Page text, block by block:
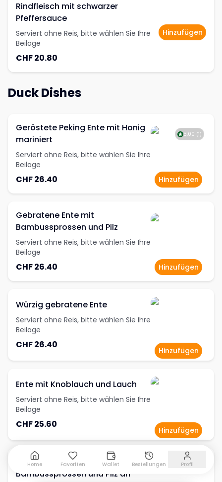
Rindfleisch mit schwarzer
Pfeffersauce
Serviert ohne Reis, bitte wählen Sie Ihre
Beilage
CHF 20.80
Hinzufügen
Duck Dishes
Geröstete Peking Ente mit Honig
mariniert
Serviert ohne Reis, bitte wählen Sie Ihre
Beilage
CHF 26.40
5.00 (1 )
Hinzufügen
Gebratene Ente mit
Bambussprossen und Pilz
Serviert ohne Reis, bitte wählen Sie Ihre
Beilage
CHF 26.40 Hinzufügen
Würzig gebratene Ente
Serviert ohne Reis, bitte wählen Sie Ihre
Beilage
CHF 26.40
Hinzufügen
Ente mit Knoblauch und Lauch
Serviert ohne Reis, bitte wählen Sie Ihre
Beilage
CHF 25.60
Hinzufügen
Ente "Wu-Nan" mit
Bambussprossen und Pilz an
Home Favoriten Wallet Bestellungen Profil